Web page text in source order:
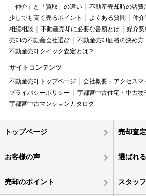
「仲介」と「買取」の違い
不動産売却時の諸費
少しでも高く売るポイント
よくある質問
仲
相続相談
不動産売却に必要な書類とは
媒介
売却の不動産会社選び
不動産売却価格の決め方
不動産売却クイック査定とは？
サイトコンテンツ
不動産売却トップページ 会社概要・アクセスマ
プライバシーポリシー
宇都宮中古住宅・中古物
宇都宮中古マンションカタログ
トップページ 売却査定
お客様の声 選ばれ
売却のポイント スタッ